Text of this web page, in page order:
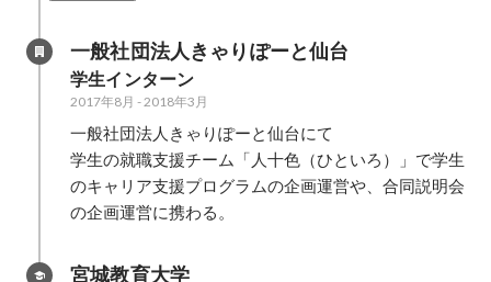
一般社団法人きゃりぽーと仙台
学生インターン
2017年8月 -2018年3月
一般社団法人きゃりぽーと仙台にて
学生の就職支援チーム「人十色（ひといろ）」で学生
のキャリア支援プログラムの企画運営や、合同説明会
の企画運営に携わる。
宮城教育大学